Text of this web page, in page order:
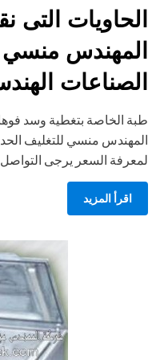
الحاويات التى
المهندس منسي
الصناعات
طبة الخاصة بتغطية وسد
المهندس منسي للتغليف
لمعرفة السعر يرجى
اقرأ المزيد